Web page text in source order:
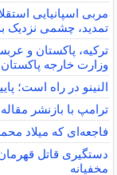
مربی اسپانیایی
تمدید، چشمی نزدیک
ترکیه، پاکستان و
وزارت خارجه
النینو در راه است؛
ترامپ با بازنشر
فاجعه‌ای که میلاد
مخفیانه